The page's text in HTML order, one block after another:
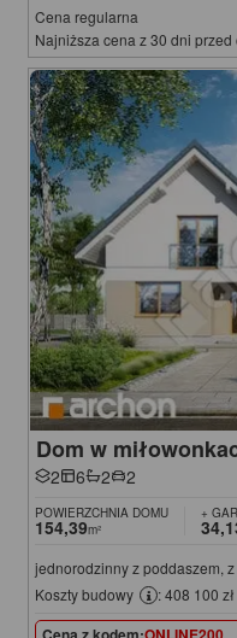
Cena regularna
Najniższa cena z 30 dni przed
Dom w
2 6 2 2
POWIERZCHNIA DOMU
154,39m²
+
jednorodzinny z poddaszem,
Koszty budowy
: 408 100